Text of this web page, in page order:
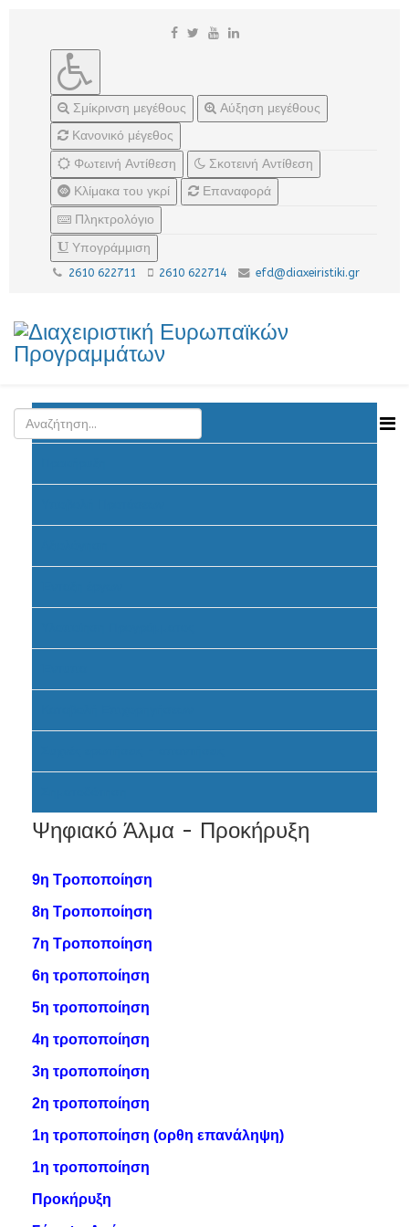
Σμίκρινση μεγέθους
Αύξηση μεγέθους
Κανονικό μέγεθος
Φωτεινή Αντίθεση
Σκοτεινή Αντίθεση
Κλίμακα του γκρί
Επαναφορά
Πληκτρολόγιο
Υπογράμμιση
2610 622711 2610 622714 efd@diaxeiristiki.gr
Ανακοινώσεις
Ψηφιακό Άλμα - Προκήρυξη
9η Τροποποίηση
8η Τροποποίηση
7η Τροποποίηση
6η τροποποίηση
5η τροποποίηση
4η τροποποίηση
3η τροποποίηση
2η τροποποίηση
1η τροποποίηση (ορθη επανάληψη)
1η τροποποίηση
Προκήρυξη